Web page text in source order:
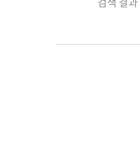
검색 결과